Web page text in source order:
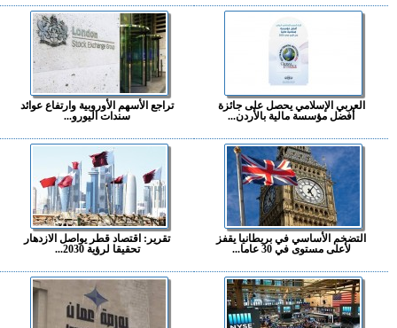
العربي الإسلامي يحصل على جائزة
أفضل مؤسسة مالية بالأردن...
تراجع الأسهم الأوروبية وارتفاع عوائد
سندات اليورو...
التضخم الأساسي في بريطانيا يقفز
لأعلى مستوى في 30 عاما...
تقرير: اقتصاد قطر يواصل الازدهار
تحقيقا لرؤية 2030...